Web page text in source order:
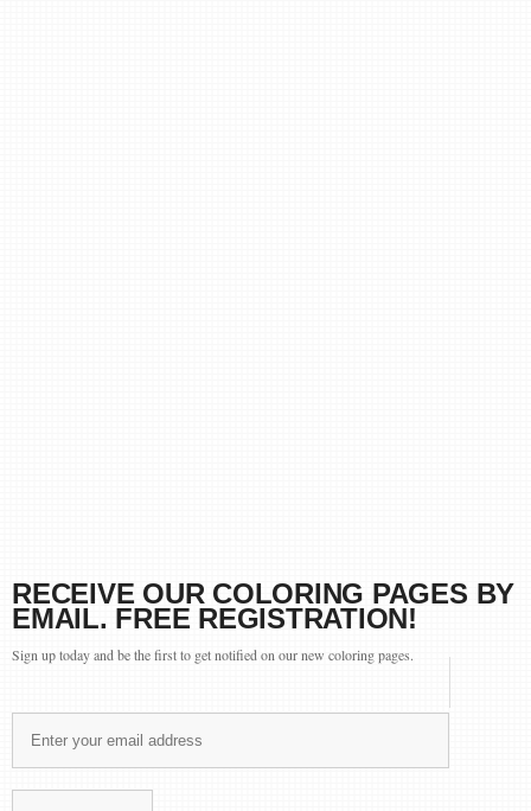
RECEIVE OUR COLORING PAGES BY
EMAIL. FREE REGISTRATION!
Sign up today and be the first to get notified on our new coloring pages.